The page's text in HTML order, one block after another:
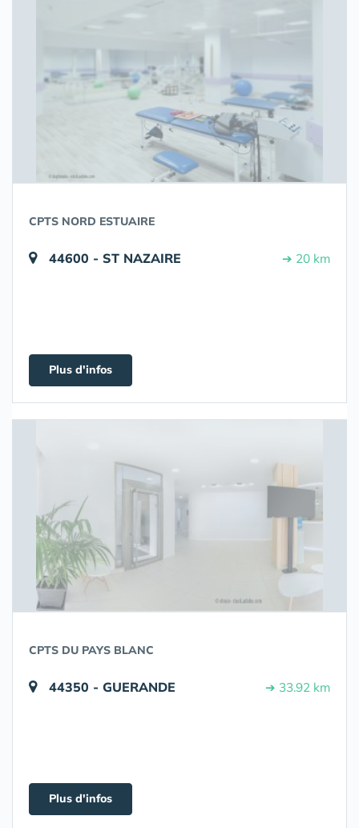
CPTS NORD ESTUAIRE
44600 - ST NAZAIRE ➔ 20 km
Plus d'infos
CPTS DU PAYS BLANC
44350 - GUERANDE ➔ 33.92 km
Plus d'infos